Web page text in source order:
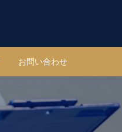
お問い合わせ